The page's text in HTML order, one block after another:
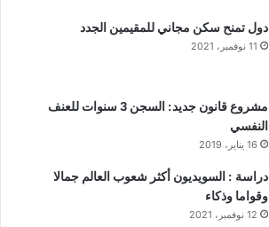
دول تمنح سكن مجاني للمقيمين الجدد
11 نوفمبر، 2021
مشروع قانون جديد: السجن 3 سنوات للعنف
النفسي
16 يناير، 2019
دراسة : السويديون أكثر شعوب العالم جمالا
وقواما وذكاء
12 نوفمبر، 2021